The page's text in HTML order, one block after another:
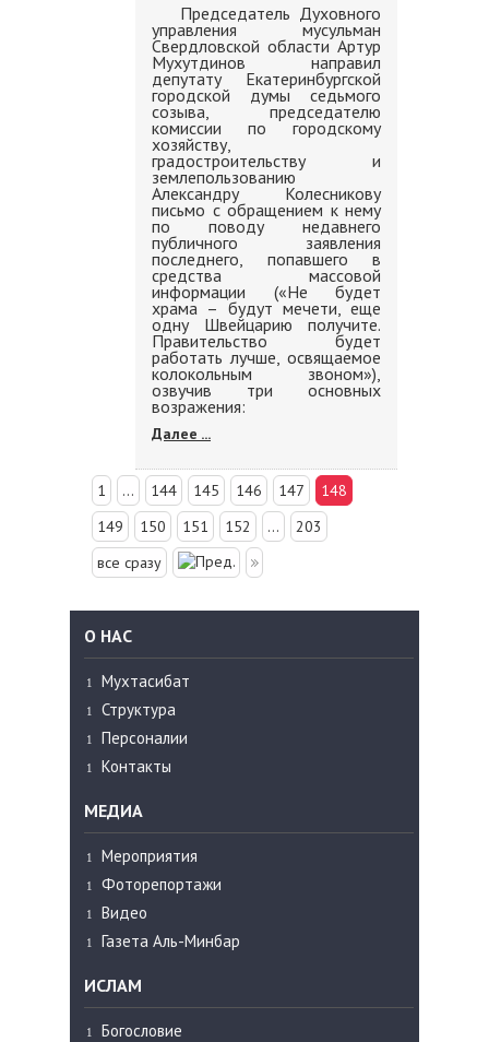
Председатель Духовного
управления мусульман
Свердловской области Артур
Мухутдинов направил
депутату Екатеринбургской
городской думы седьмого
созыва, председателю
комиссии по городскому
хозяйству,
градостроительству и
землепользованию
Александру Колесникову
письмо с обращением к нему
по поводу недавнего
публичного заявления
последнего, попавшего в
средства массовой
информации («Не будет
храма – будут мечети, еще
одну Швейцарию получите.
Правительство будет
работать лучше, освящаемое
колокольным звоном»),
озвучив три основных
возражения:
Далее ...
1 ... 144 145 146 147
148
149
150 151 152 ...
203
все сразу
О НАС
Мухтасибат
Структура
Персоналии
Контакты
МЕДИА
Мероприятия
Фоторепортажи
Видео
Газета Аль-Минбар
ИСЛАМ
Богословие